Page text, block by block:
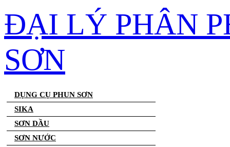
ĐẠI LÝ PHÂN
SƠN
DỤNG CỤ PHUN SƠN
SIKA
SƠN DẦU
SƠN NƯỚC